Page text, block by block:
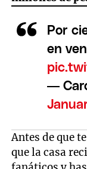
Por
en
—
Antes de que
que la casa